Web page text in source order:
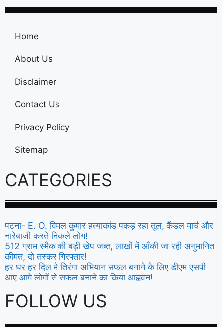
Home
About Us
Disclaimer
Contact Us
Privacy Policy
Sitemap
CATEGORIES
पटना- E. O. विमल कुमार हत्याकांड पकड़ रहा तूल, कैंडल मार्च और
नारेबाजी करते निकले लोग!
512 ग्राम स्मैक की बड़ी खेप जब्त, लाखों में आँकी जा रही अनुमानित
कीमत, दो तस्कर गिरफ्तार!
हर घर हर दिल मे तिरंगा अभियान सफल बनाने के लिए डीएम एसपी
आए आगे लोगों से सफल बनाने का किया आह्ववन!
FOLLOW US